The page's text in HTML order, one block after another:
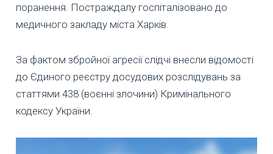
поранення. Постраждалу госпіталізовано до
медичного закладу міста Харків.
За фактом збройної агресії слідчі внесли відомості
до Єдиного реєстру досудових розслідувань за
статтями 438 (воєнні злочини) Кримінального
кодексу України.